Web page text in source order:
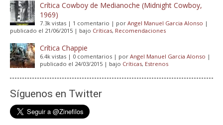
Crítica Cowboy de Medianoche (Midnight Cowboy,
1969)
7.3k vistas | 1 comentario | por Angel Manuel Garcia Alonso |
publicado el 21/06/2015 | bajo Críticas, Recomendaciones
Crítica Chappie
6.4k vistas | 0 comentarios | por Angel Manuel Garcia Alonso |
publicado el 24/03/2015 | bajo Críticas, Estrenos
Síguenos en Twitter